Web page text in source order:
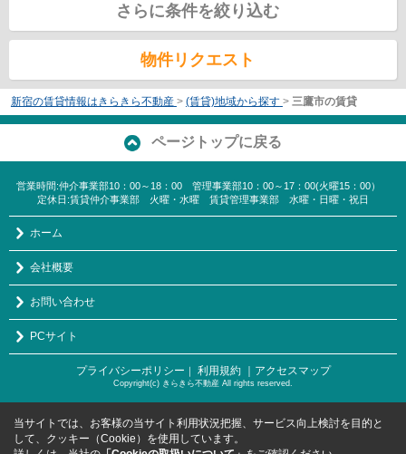
さらに条件を絞り込む
物件リクエスト
新宿の賃貸情報はきらきら不動産 > (賃貸)地域から探す > 三鷹市の賃貸
ページトップに戻る
営業時間:仲介事業部10：00～18：00 管理事業部10：00～17：00(火曜15：00）
定休日:賃貸仲介事業部 火曜・水曜 賃貸管理事業部 水曜・日曜・祝日
ホーム
会社概要
お問い合わせ
PCサイト
プライバシーポリシー ｜ 利用規約 ｜アクセスマップ
Copyright(c) きらきら不動産 All rights reserved.
当サイトでは、お客様の当サイト利用状況把握、サービス向上検討を目的と
して、クッキー（Cookie）を使用しています。